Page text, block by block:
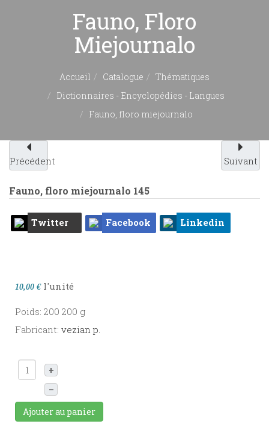
Fauno, Floro
Miejournalo
Accueil Catalogue
Thématiques
Dictionnaires - Encyclopédies - Langues
Fauno, floro miejournalo
Précédent Suivant
Fauno, floro miejournalo 145
Twitter Facebook Linkedin
10,00 € l'unité
Poids: 200 200 g
Fabricant: vezian p.
+
–
Ajouter au panier